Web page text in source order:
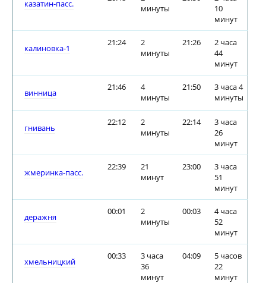
казатин-пасс.
минуты
10
минут
калиновка-1
21:24
2
минуты
21:26
2 часа
44
минут
винница
21:46
4
минуты
21:50
3 часа 4
минуты
гнивань
22:12
2
минуты
22:14
3 часа
26
минут
жмеринка-пасс.
22:39
21
минут
23:00
3 часа
51
минут
деражня
00:01
2
минуты
00:03
4 часа
52
минут
хмельницкий
00:33
3 часа
36
минут
04:09
5 часов
22
минут